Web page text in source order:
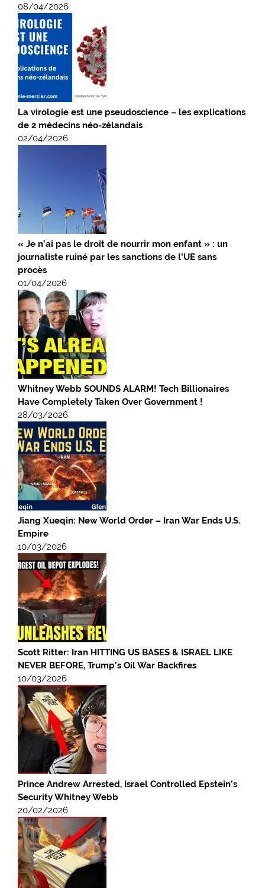
08/04/2026
La virologie est une pseudoscience – les explications
de 2 médecins néo-zélandais
02/04/2026
« Je n’ai pas le droit de nourrir mon enfant » : un
journaliste ruiné par les sanctions de l’UE sans
procès
01/04/2026
Whitney Webb SOUNDS ALARM! Tech Billionaires
Have Completely Taken Over Government !
28/03/2026
Jiang Xueqin: New World Order – Iran War Ends U.S.
Empire
10/03/2026
Scott Ritter: Iran HITTING US BASES & ISRAEL LIKE
NEVER BEFORE, Trump’s Oil War Backfires
10/03/2026
Prince Andrew Arrested, Israel Controlled Epstein’s
Security Whitney Webb
20/02/2026